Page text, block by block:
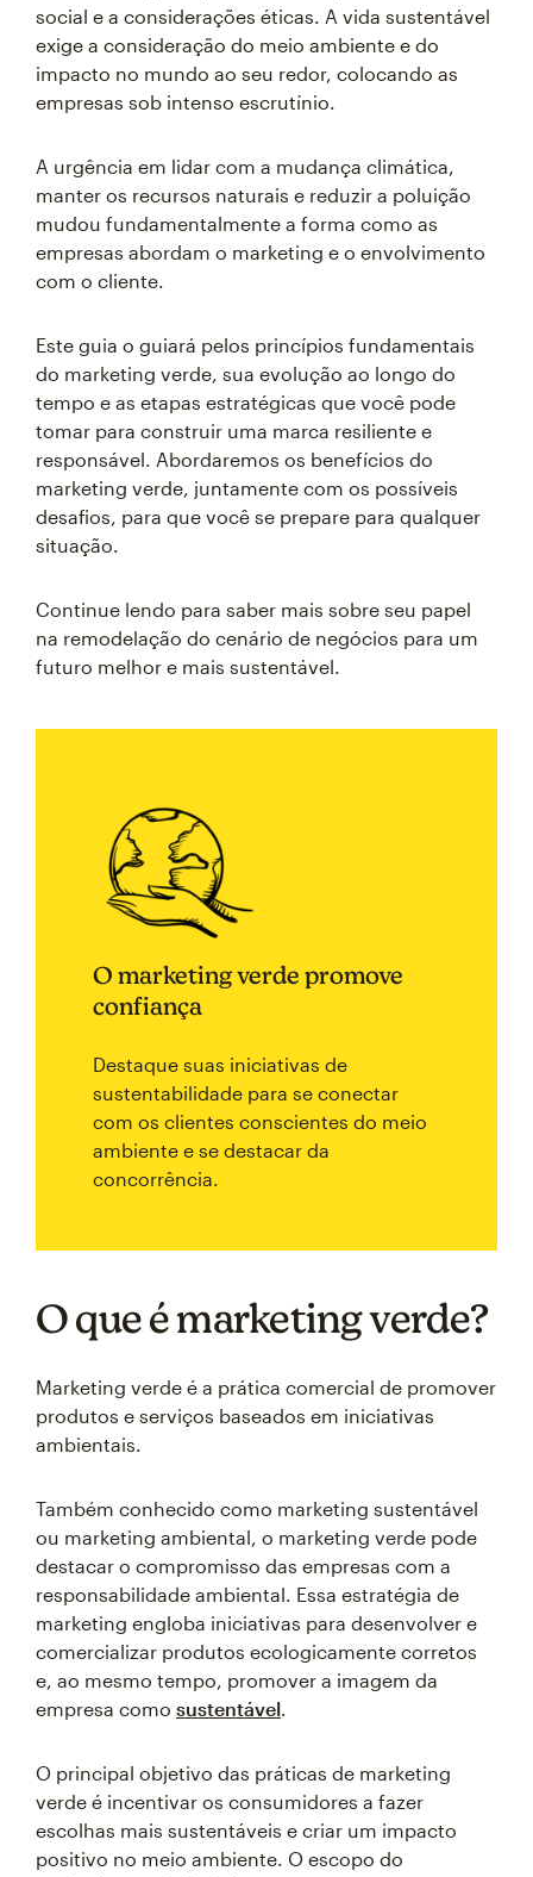
social e a considerações éticas. A vida sustentável
exige a consideração do meio ambiente e do
impacto no mundo ao seu redor, colocando as
empresas sob intenso escrutínio.
A urgência em lidar com a mudança climática,
manter os recursos naturais e reduzir a poluição
mudou fundamentalmente a forma como as
empresas abordam o marketing e o envolvimento
com o cliente.
Este guia o guiará pelos princípios fundamentais
do marketing verde, sua evolução ao longo do
tempo e as etapas estratégicas que você pode
tomar para construir uma marca resiliente e
responsável. Abordaremos os benefícios do
marketing verde, juntamente com os possíveis
desafios, para que você se prepare para qualquer
situação.
Continue lendo para saber mais sobre seu papel
na remodelação do cenário de negócios para um
futuro melhor e mais sustentável.
O marketing verde promove
confiança
Destaque suas iniciativas de
sustentabilidade para se conectar
com os clientes conscientes do meio
ambiente e se destacar da
concorrência.
O que é marketing verde?
Marketing verde é a prática comercial de promover
produtos e serviços baseados em iniciativas
ambientais.
Também conhecido como marketing sustentável
ou marketing ambiental, o marketing verde pode
destacar o compromisso das empresas com a
responsabilidade ambiental. Essa estratégia de
marketing engloba iniciativas para desenvolver e
comercializar produtos ecologicamente corretos
e, ao mesmo tempo, promover a imagem da
empresa como sustentável.
O principal objetivo das práticas de marketing
verde é incentivar os consumidores a fazer
escolhas mais sustentáveis e criar um impacto
positivo no meio ambiente. O escopo do